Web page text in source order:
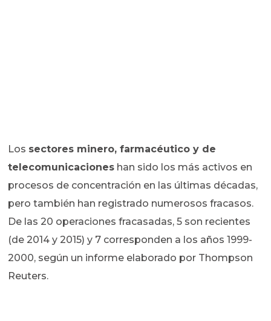
Los sectores minero, farmacéutico y de
telecomunicaciones han sido los más activos en
procesos de concentración en las últimas décadas,
pero también han registrado numerosos fracasos.
De las 20 operaciones fracasadas, 5 son recientes
(de 2014 y 2015) y 7 corresponden a los años 1999-
2000, según un informe elaborado por Thompson
Reuters.